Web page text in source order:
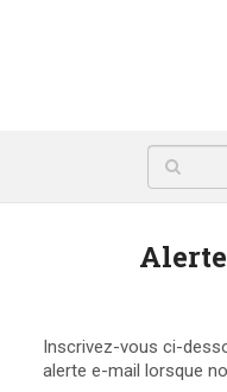
Inscrivez-vous ci-
alerte e-mail lorsque